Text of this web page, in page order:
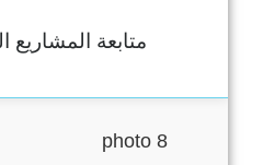
متابعة المشاريع
photo 8